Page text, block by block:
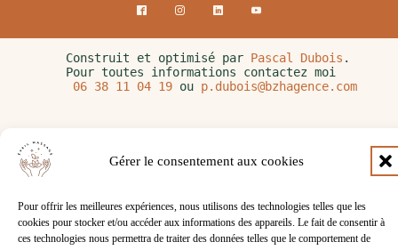
Gérer le consentement aux cookies
Pour offrir les meilleures expériences, nous utilisons des technologies telles que les
cookies pour stocker et/ou accéder aux informations des appareils. Le fait de consentir à
ces technologies nous permettra de traiter des données telles que le comportement de
Construit et optimisé par Pascal Dubois .
Pour toutes informations contactez moi
06 38 11 04 19 ou p.dubois@bzhagence.com